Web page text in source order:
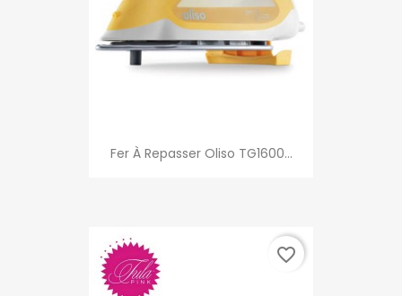
Fer À Repasser Oliso TG1600...
favorite_border